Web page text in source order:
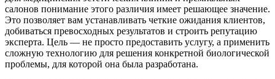
салонов понимание этого различия имеет решающее значение.
Это позволяет вам устанавливать четкие ожидания клиентов,
добиваться превосходных результатов и строить репутацию
эксперта. Цель — не просто предоставить услугу, а применить
сложную технологию для решения конкретной биологической
проблемы, для которой она была разработана.